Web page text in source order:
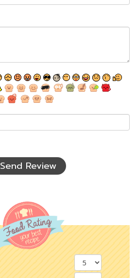
Send Review